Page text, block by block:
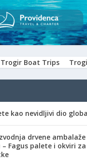
Trogir Boat Trips
kao nevidljivi dio
drvene
Fagus palete i okviri